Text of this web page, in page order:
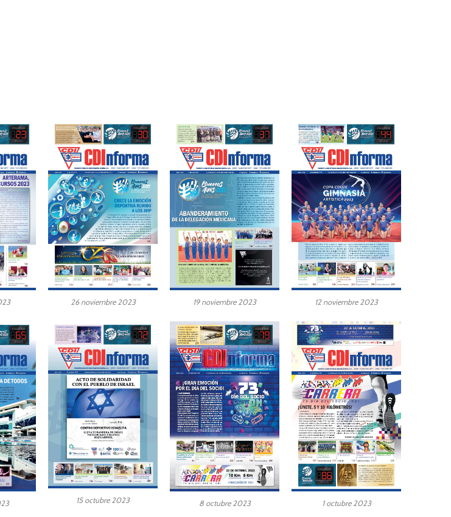
26 noviembre 2023 19 noviembre 2023 12 noviembre 2023
15 octubre 2023 8 octubre 2023 1 octubre 2023